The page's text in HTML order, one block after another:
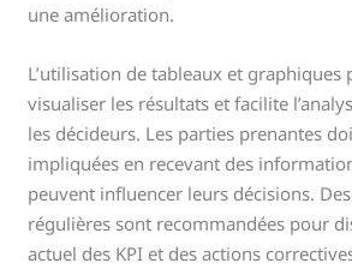
une amélioration.
L’utilisation de tableaux et graphiques
visualiser les résultats et facilite
les décideurs. Les parties prenantes
impliquées en recevant des
peuvent influencer leurs décisions.
régulières sont recommandées pour
actuel des KPI et des actions